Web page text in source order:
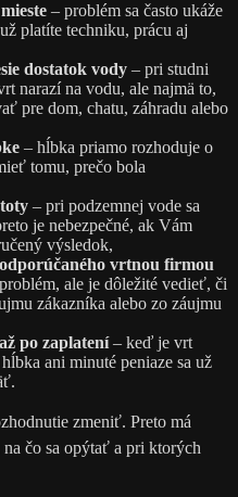
– problém sa často ukáže
platíte techniku, prácu aj
dostatok vody – pri studni
narazí na vodu, ale najmä to,
pre dom, chatu, záhradu alebo
– hĺbka priamo rozhoduje o
tomu, prečo bola
– pri podzemnej vode sa
je nebezpečné, ak Vám
výsledok,
vrtnou firmou
ale je dôležité vedieť, či
zákazníka alebo zo záujmu
po zaplatení– keď je vrt
ani minuté peniaze sa už
zmeniť. Preto má
čo sa opýtať a pri ktorých